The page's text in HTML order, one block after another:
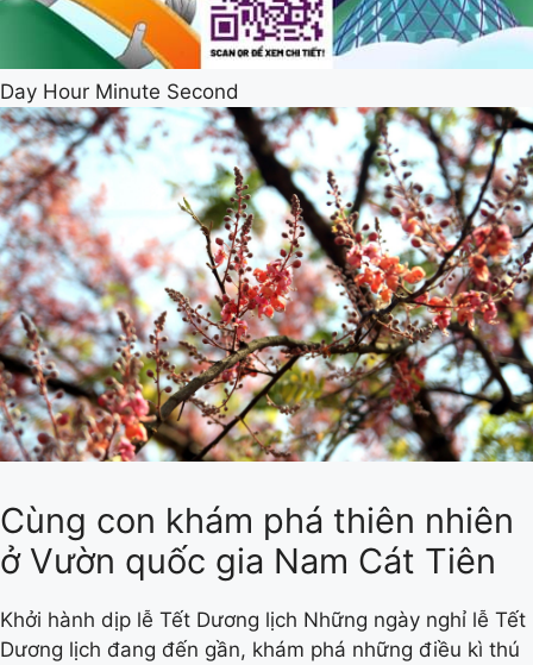
Day Hour Minute Second
Cùng con khám phá thiên nhiên
ở Vườn quốc gia Nam Cát Tiên
Khởi hành dịp lễ Tết Dương lịch Những ngày nghỉ lễ Tết
Dương lịch đang đến gần, khám phá những điều kì thú